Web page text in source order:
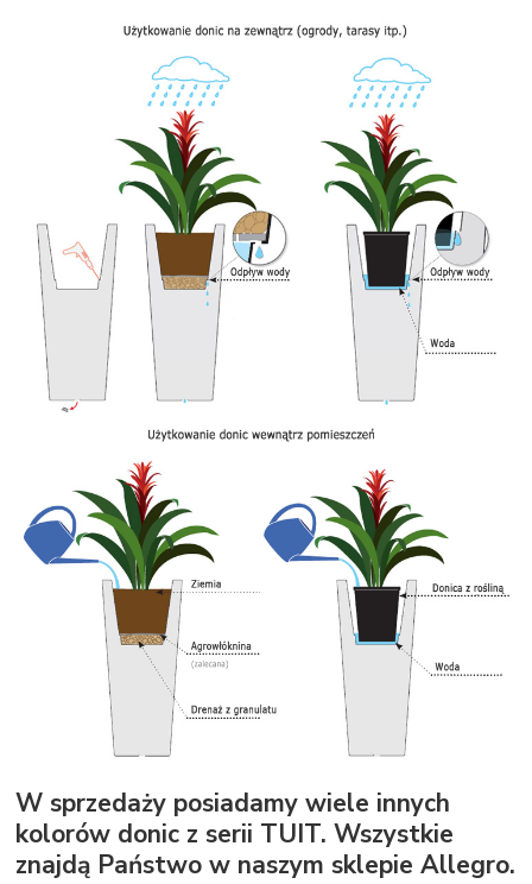
W sprzedaży posiadamy wiele innych
kolorów donic z serii TUIT. Wszystkie
znajdą Państwo w naszym sklepie Allegro.